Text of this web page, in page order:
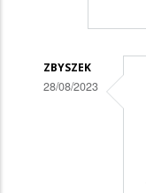
ZBYSZEK
28/08/2023